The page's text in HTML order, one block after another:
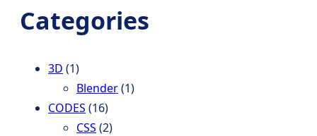
rCategories
3D (1)
Blender(1)
CODES (16)
CSS (2)